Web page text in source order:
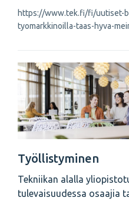
https://www.tek.fi/fi/uutiset-
tyomarkkinoilla-taas-hyva-
Työllistyminen
Tekniikan alalla
tulevaisuudessa osaajia